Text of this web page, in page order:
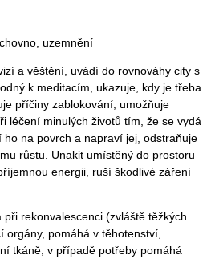
uzemnění
a věštění, uvádí do rovnováhy city s
k meditacím, ukazuje, kdy je třeba
příčiny zablokování, umožňuje
léčení minulých životů tím, že se vydá
ho na povrch a napraví jej, odstraňuje
růstu. Unakit umístěný do prostoru
energii, ruší škodlivé záření
při rekonvalescenci (zvláště těžkých
pomáhá v těhotenství,
tkáně, v případě potřeby pomáhá